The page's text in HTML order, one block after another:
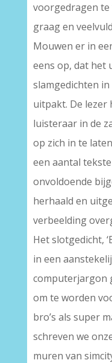
voorgedragen te
graag en
Mouwen er in
eens op, dat het
slamgedichten
uitpakt. De lezer
luisteraar in de
op zich in te
een aantal
onvoldoende
herhaald en
verbeelding
Het slotgedicht,
in een
computerjargon
om te worden
bro’s als super
schreven we
muren van